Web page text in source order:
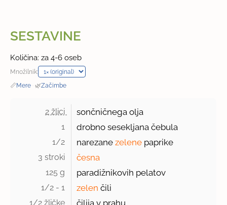
SESTAVINE
Količina: za 4-6 oseb
Množilnik:
📏Mere · 🌿Začimbe
2 žlici sončničnega olja
1 drobno sesekljana čebula
1/2 narezanezelene paprike
3 stroki česna
125 g paradižnikovih pelatov
1/2 - 1 zelen čili
1/2 žličke